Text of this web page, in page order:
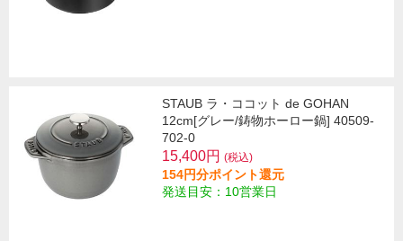
STAUB ラ・ココット de GOHAN
12cm[グレー/鋳物ホーロー鍋] 40509-
702-0
15,400円 (税込)
154円分ポイント還元
発送目安：10営業日